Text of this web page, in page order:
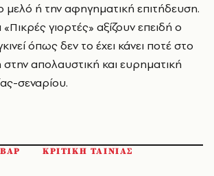
μελό ή την αφηγηματική επιτήδευση.
γιορτές» αξίζουν επειδή ο
όπως δεν το έχει κάνει ποτέ στο
απολαυστική και ευρηματική
σεναρίου.
ΚΡΙΤΙΚΗ ΤΑΙΝΙΑΣ